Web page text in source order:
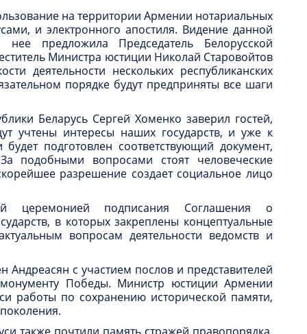
на территории Армении нотариальных
и электронного апостиля. Видение данной
предложила Председатель Белорусской
Министра юстиции Николай Старовойтов
деятельности нескольких республиканских
порядке будут предприняты все шаги
Беларусь Сергей Хоменко заверил гостей,
учтены интересы наших государств, и уже к
подготовлен соответствующий документ,
подобными вопросами стоят человеческие
разрешение создает социальное лицо
церемонией подписания Соглашения о
в которых закреплены концептуальные
вопросам деятельности ведомств и
с участием послов и представителей
Победы. Министр юстиции Армении
работы по сохранению исторической памяти,